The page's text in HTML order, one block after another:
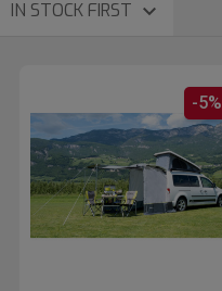
IN STOCK FIRST 
-5%